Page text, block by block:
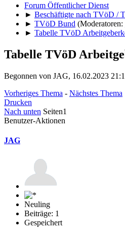
Forum Öffentlicher Dienst
► Beschäftigte nach TVöD /
► TVöD Bund (Moderatoren:
► Tabelle TVöD
Tabelle TVöD
Begonnen von JAG, 16.02.2023
Vorheriges Thema - Nächstes Thema
Drucken
Nach unten Seiten1
Benutzer-Aktionen
JAG
Neuling
Beiträge: 1
Gespeichert